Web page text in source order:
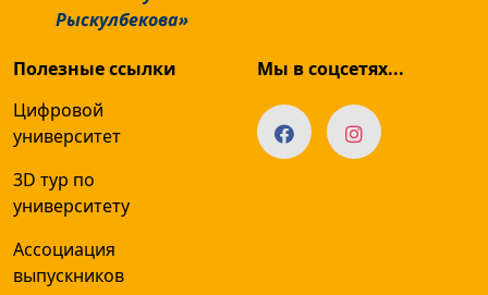
Рыскулбекова»
Полезные ссылки
Цифровой
университет
3D тур по
университету
Ассоциация
выпускников
Мы в соцсетях...